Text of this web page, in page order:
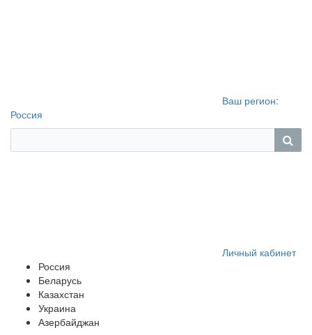
Ваш регион:
Россия
Личный кабинет
Россия
Беларусь
Казахстан
Украина
Азербайджан